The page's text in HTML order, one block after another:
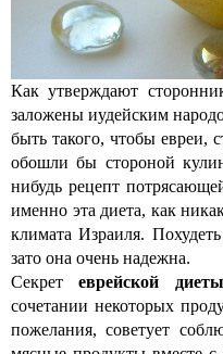
Как утверждают
заложены иудейским
быть такого, чтобы евреи,
обошли бы стороной
нибудь рецепт
именно эта диета, как
климата Израиля.
зато она очень надежна.
Секретеврейской диеты
сочетании некоторых
пожелания, советует